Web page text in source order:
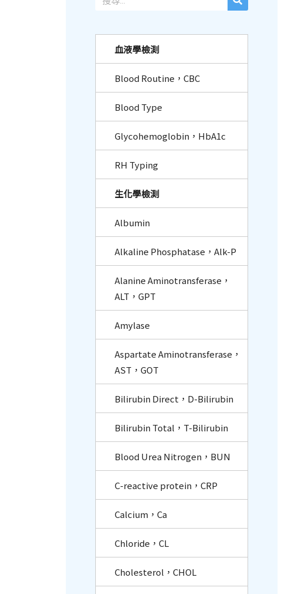
血液學檢測
Blood Routine，CBC
Blood Type
Glycohemoglobin，HbA1c
RH Typing
生化學檢測
Albumin
Alkaline Phosphatase，Alk-P
Alanine Aminotransferase，
ALT，GPT
Amylase
Aspartate Aminotransferase，
AST，GOT
Bilirubin Direct，D-Bilirubin
Bilirubin Total，T-Bilirubin
Blood Urea Nitrogen，BUN
C-reactive protein，CRP
Calcium，Ca
Chloride，CL
Cholesterol，CHOL